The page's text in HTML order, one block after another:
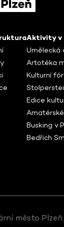
Aktivity v
Umělecká
Artotéka
Kulturní
Edice
Busking v
Bedřich
město